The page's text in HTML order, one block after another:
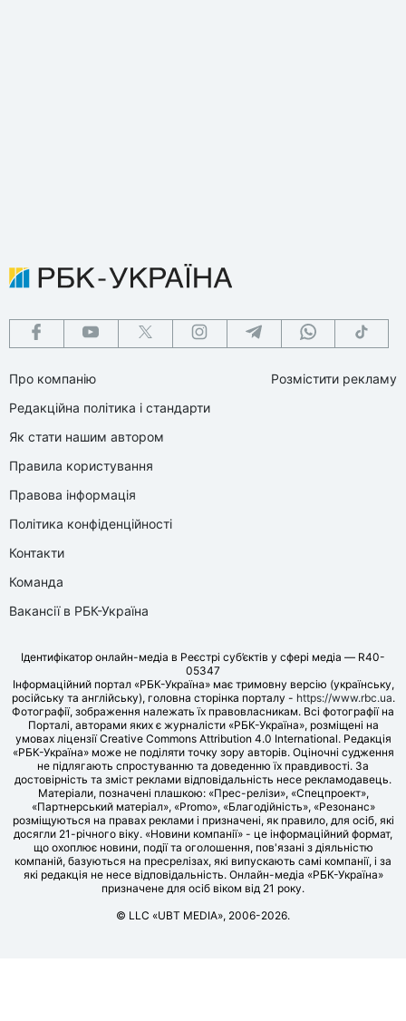
Про компанію
Редакційна політика і стандарти
Як стати нашим автором
Правила користування
Правова інформація
Політика конфіденційності
Контакти
Команда
Вакансії в РБК-Україна
Розмістити рекламу
Ідентифікатор онлайн-медіа в Реєстрі суб’єктів у сфері медіа — R40-
05347
Інформаційний портал «РБК-Україна» має тримовну версію (українську,
російську та англійську), головна сторінка порталу - https://www.rbc.ua.
Фотографії, зображення належать їх правовласникам. Всі фотографії на
Порталі, авторами яких є журналісти «РБК-Україна», розміщені на
умовах ліцензії Creative Commons Attribution 4.0 International. Редакція
«РБК-Україна» може не поділяти точку зору авторів. Оціночні судження
не підлягають спростуванню та доведенню їх правдивості. За
достовірність та зміст реклами відповідальність несе рекламодавець.
Матеріали, позначені плашкою: «Прес-релізи», «Спецпроект»,
«Партнерський матеріал», «Promo», «Благодійність», «Резонанс»
розміщуються на правах реклами і призначені, як правило, для осіб, які
досягли 21-річного віку. «Новини компанії» - це інформаційний формат,
що охоплює новини, події та оголошення, пов'язані з діяльністю
компаній, базуються на пресрелізах, які випускають самі компанії, і за
які редакція не несе відповідальність. Онлайн-медіа «РБК-Україна»
призначене для осіб віком від 21 року.
© LLC «UBT MEDIA», 2006-2026.